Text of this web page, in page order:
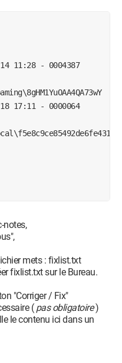
C:\Users\Caroline\AppData\Roaming\8gHM1YuOAA4QA73wY
notes,
mets : fixlist.txt
fixlist.txt sur le Bureau.
"Corriger / Fix"
(pas obligatoire)
le contenu ici dans un